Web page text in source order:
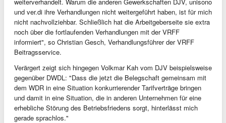
und ver.di ihre Verhandlungen nicht weitergeführt haben, ist für mich
nicht nachvollziehbar. Schließlich hat die Arbeitgeberseite sie extra
noch über die fortlaufenden Verhandlungen mit der VRFF
informiert", so Christian Gesch, Verhandlungsführer der VRFF
Beitragsservice.
Verärgert zeigt sich hingegen Volkmar Kah vom DJV beispielsweise
gegenüber DWDL: "Dass die jetzt die Belegschaft gemeinsam mit
dem WDR in eine Situation konkurrierender Tarifverträge bringen
und damit in eine Situation, die in anderen Unternehmen für eine
erhebliche Störung des Betriebsfriedens sorgt, hinterlässt mich
gerade sprachlos."